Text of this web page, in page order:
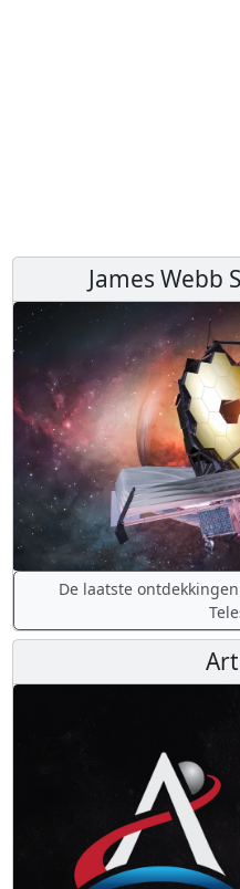
James Webb
De laatste